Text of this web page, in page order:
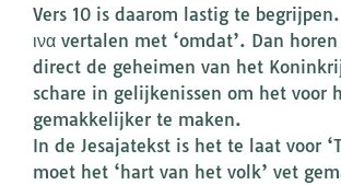
Vers 10 is daarom lastig te
ινα vertalen met ‘omdat’. Dan
direct de geheimen van het
schare in gelijkenissen om het voor
gemakkelijker te maken.
In de Jesajatekst is het te laat voor
moet het ‘hart van het volk’ vet